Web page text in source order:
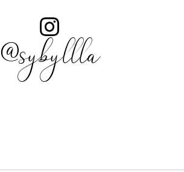
@sybyllla